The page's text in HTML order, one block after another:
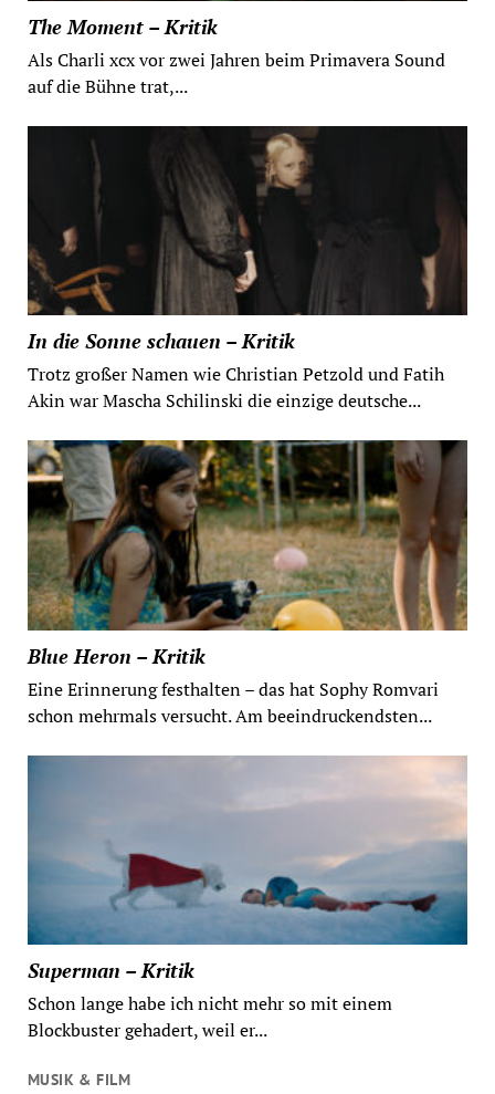
The Moment – Kritik
Als Charli xcx vor zwei Jahren beim Primavera Sound
auf die Bühne trat,...
In die Sonne schauen – Kritik
Trotz großer Namen wie Christian Petzold und Fatih
Akin war Mascha Schilinski die einzige deutsche...
Blue Heron – Kritik
Eine Erinnerung festhalten – das hat Sophy Romvari
schon mehrmals versucht. Am beeindruckendsten...
Superman – Kritik
Schon lange habe ich nicht mehr so mit einem
Blockbuster gehadert, weil er...
MUSIK & FILM